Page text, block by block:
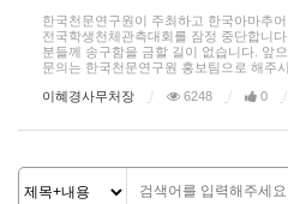
한국천문연구원이 주최하고 한국아마추
전국학생천체관측대회를 잠정 중단합니
분들께 송구함을 금할 길이 없습니다. 앞
문의는 한국천문연구원 홍보팀으로 해주
이혜경사무처장
6248 0